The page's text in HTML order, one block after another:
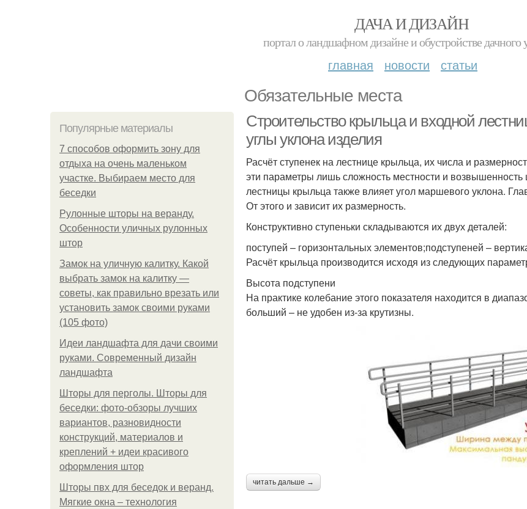
ДАЧА И ДИЗАЙН
портал о ландшафном дизайне и обустройстве дачного
главная новости статьи
Обязательные места
Популярные материалы
7 способов оформить зону для
отдыха на очень маленьком
участке. Выбираем место для
беседки
Рулонные шторы на веранду.
Особенности уличных рулонных
штор
Замок на уличную калитку. Какой
выбрать замок на калитку —
советы, как правильно врезать или
установить замок своими руками
(105 фото)
Идеи ландшафта для дачи своими
руками. Современный дизайн
ландшафта
Шторы для перголы. Шторы для
беседки: фото-обзоры лучших
вариантов, разновидности
конструкций, материалов и
креплений + идеи красивого
оформления штор
Шторы пвх для беседок и веранд.
Мягкие окна – технология
Строительство крыльца и входной
углы уклона изделия
Расчёт ступенек на лестнице крыльца, их числа и
эти параметры лишь сложность местности и
лестницы крыльца также влияет угол маршевого уклона.
От этого и зависит их размерность.
Конструктивно ступеньки складываются их двух деталей:
поступей – горизонтальных элементов;подступеней –
Расчёт крыльца производится исходя из следующих
Высота подступени
На практике колебание этого показателя находится в
больший – не удобен из-за крутизны.
читать дальше →